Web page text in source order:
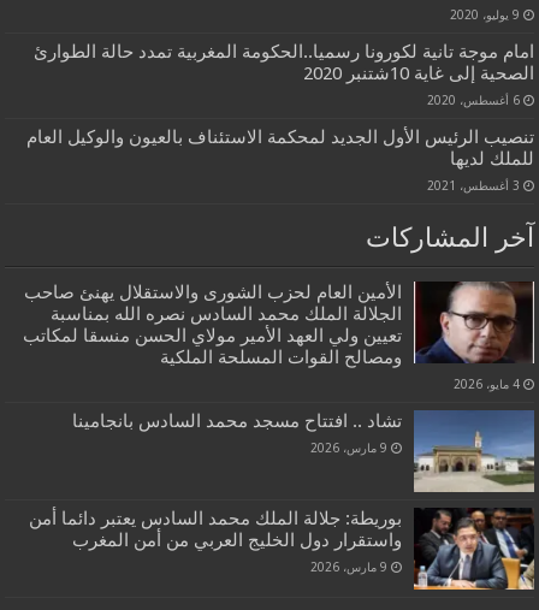
9 يوليو، 2020
امام موجة تانية لكورونا رسميا..الحكومة المغربية تمدد حالة الطوارئ
الصحية إلى غاية 10شتنبر 2020
6 أغسطس، 2020
تنصيب الرئيس الأول الجديد لمحكمة الاستئناف بالعيون والوكيل العام
للملك لديها
3 أغسطس، 2021
آخر المشاركات
الأمين العام لحزب الشورى والاستقلال يهنئ صاحب
الجلالة الملك محمد السادس نصره الله بمناسبة
تعيين ولي العهد الأمير مولاي الحسن منسقا لمكاتب
ومصالح القوات المسلحة الملكية
4 مايو، 2026
تشاد .. افتتاح مسجد محمد السادس بانجامينا
9 مارس، 2026
بوريطة: جلالة الملك محمد السادس يعتبر دائما أمن
واستقرار دول الخليج العربي من أمن المغرب
9 مارس، 2026